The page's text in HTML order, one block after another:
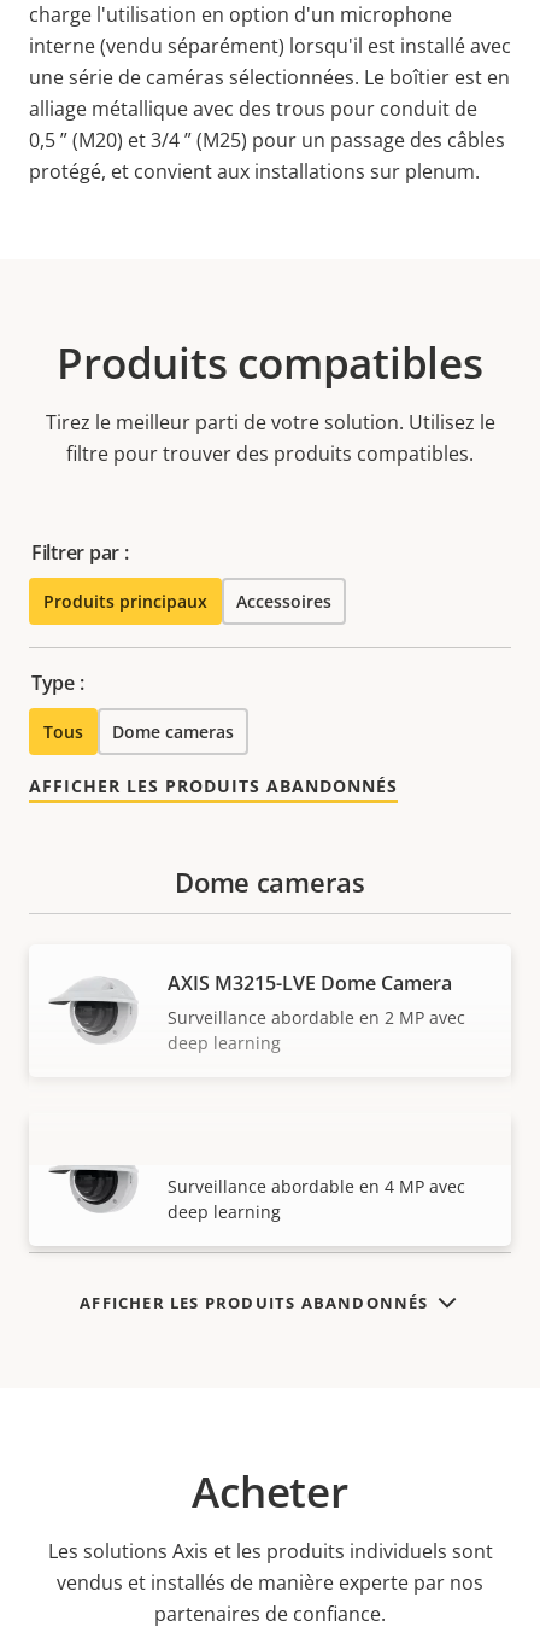
charge l'utilisation en option d'un microphone
interne (vendu séparément) lorsqu'il est installé avec
une série de caméras sélectionnées. Le boîtier est en
alliage métallique avec des trous pour conduit de
0,5 ” (M20) et 3/4 ” (M25) pour un passage des câbles
protégé, et convient aux installations sur plenum.
Produits compatibles
Tirez le meilleur parti de votre solution. Utilisez le
filtre pour trouver des produits compatibles.
Filtrer par :
Produits principaux Accessoires
Type :
Tous Dome cameras
AFFICHER LES PRODUITS ABANDONNÉS
VOIR PLUS
Dome cameras
AXIS M3215-LVE Dome Camera
Surveillance abordable en 2 MP avec
deep learning
Surveillance abordable en 4 MP avec
deep learning
AFFICHER LES PRODUITS ABANDONNÉS
Acheter
Les solutions Axis et les produits individuels sont
vendus et installés de manière experte par nos
partenaires de confiance.